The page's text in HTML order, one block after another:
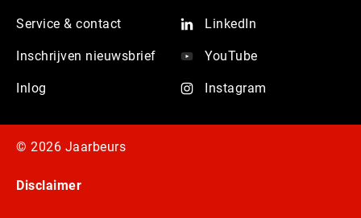
Service & contact
Inschrijven nieuwsbrief
Inlog
LinkedIn
YouTube
Instagram
© 2026 Jaarbeurs
Disclaimer